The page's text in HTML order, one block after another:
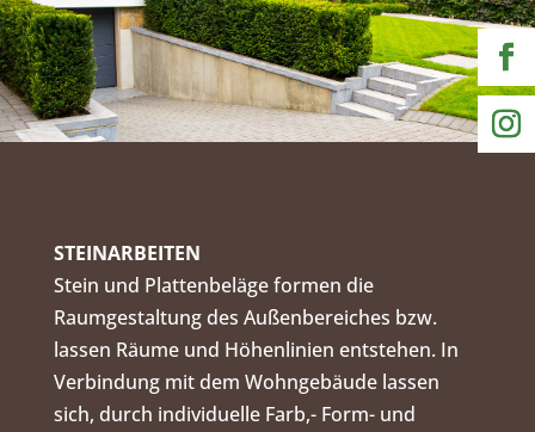
STEINARBEITEN
Stein und Plattenbeläge formen die
Raumgestaltung des Außenbereiches bzw.
lassen Räume und Höhenlinien entstehen. In
Verbindung mit dem Wohngebäude lassen
sich, durch individuelle Farb,- Form- und